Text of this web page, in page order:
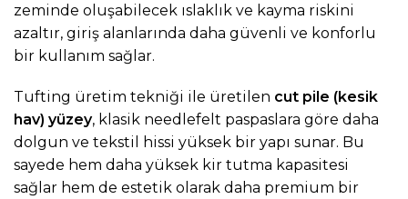
zeminde oluşabilecek ıslaklık ve kayma riskini
azaltır, giriş alanlarında daha güvenli ve konforlu
bir kullanım sağlar.
Tufting üretim tekniği ile üretilen cut pile (kesik
hav) yüzey, klasik needlefelt paspaslara göre daha
dolgun ve tekstil hissi yüksek bir yapı sunar. Bu
sayede hem daha yüksek kir tutma kapasitesi
sağlar hem de estetik olarak daha premium bir